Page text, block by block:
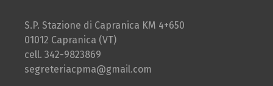
S.P. Stazione di Capranica KM 4+650
01012 Capranica (VT)
cell. 342-9823869
segreteriacpma@gmail.com